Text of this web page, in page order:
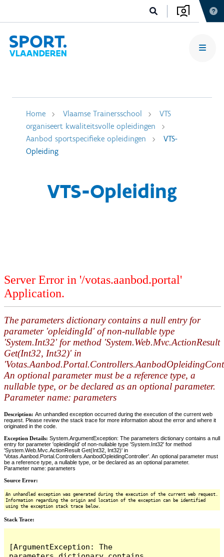
Home Vlaamse Trainersschool
VTS
organiseert kwaliteitsvolle opleidingen
Aanbod sportspecifieke opleidingen
VTS-
Opleiding
VTS-Opleiding